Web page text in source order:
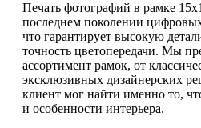
Печать фотографий в рамке
последнем поколении
что гарантирует высокую
точность цветопередачи. Мы
ассортимент рамок, от
эксклюзивных дизайнерских
клиент мог найти именно то,
и особенности интерьера.